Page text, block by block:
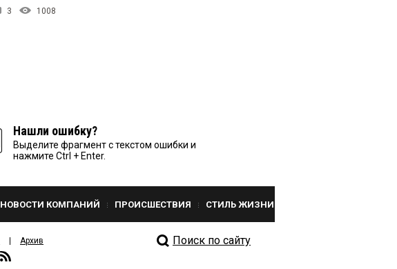
3 1008
Нашли ошибку?
Выделите фрагмент с текстом ошибки и
нажмите Ctrl + Enter.
НОВОСТИ КОМПАНИЙ ПРОИСШЕСТВИЯ СТИЛЬ ЖИЗНИ
Архив
Поиск по сайту